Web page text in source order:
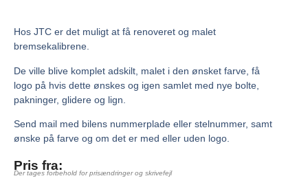
Hos JTC er det muligt at få renoveret og malet
bremsekalibrene.
De ville blive komplet adskilt, malet i den ønsket farve, få
logo på hvis dette ønskes og igen samlet med nye bolte,
pakninger, glidere og lign.
Send mail med bilens nummerplade eller stelnummer, samt
ønske på farve og om det er med eller uden logo.
Pris fra:
Der tages forbehold for prisændringer og skrivefejl